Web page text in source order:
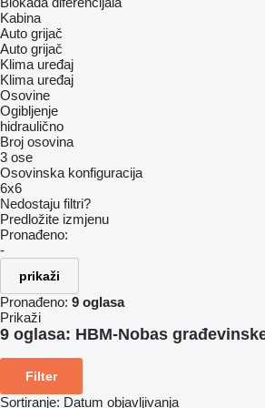
Kabina
Auto grijač
Auto grijač
Klima uređaj
Klima uređaj
Osovine
Ogibljenje
hidraulično
Broj osovina
3 ose
Osovinska konfiguracija
6x6
Nedostaju filtri?
Predložite izmjenu
Pronađeno:
-
prikaži
Pronađeno: 9 oglasa
Prikaži
9 oglasa: HBM-Nobas
Filter
Sortiranje: Datum objavljivanja